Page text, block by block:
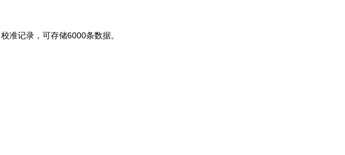
准记录，可存储6000条数据。